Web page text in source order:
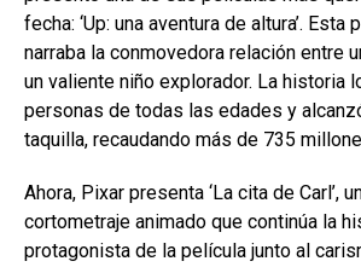
fecha: ‘Up: una aventura de altura’.
narraba la conmovedora relación entre
un valiente niño explorador. La historia
personas de todas las edades y
taquilla, recaudando más de 735
Ahora, Pixar presenta ‘La cita de Carl’,
cortometraje animado que continúa la
protagonista de la película junto al